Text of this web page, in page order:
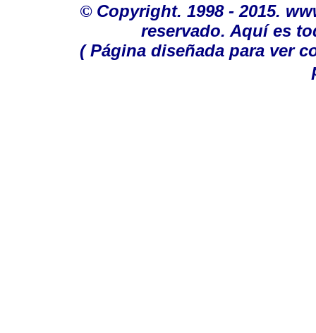
© Copyright. 1998 - 2015.
reservado. Aquí es
( Página diseñada para ver